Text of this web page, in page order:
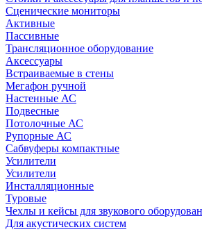
Сценические мониторы
Активные
Пассивные
Трансляционное оборудование
Аксессуары
Встраиваемые в стены
Мегафон ручной
Настенные АС
Подвесные
Потолочные АС
Рупорные АС
Сабвуферы компактные
Усилители
Усилители
Инсталляционные
Туровые
Чехлы и кейсы для звукового
Для акустических систем